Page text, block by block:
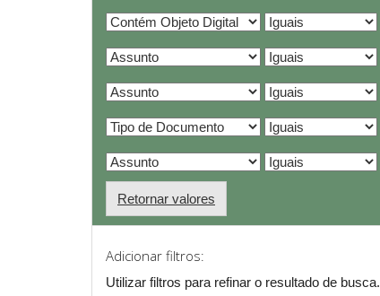
Retornar valores
Adicionar filtros:
Utilizar filtros para refinar o resultado de busca.